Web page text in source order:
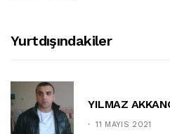
Yurtdışındakiler
YILMAZ
11 MAYIS 2021